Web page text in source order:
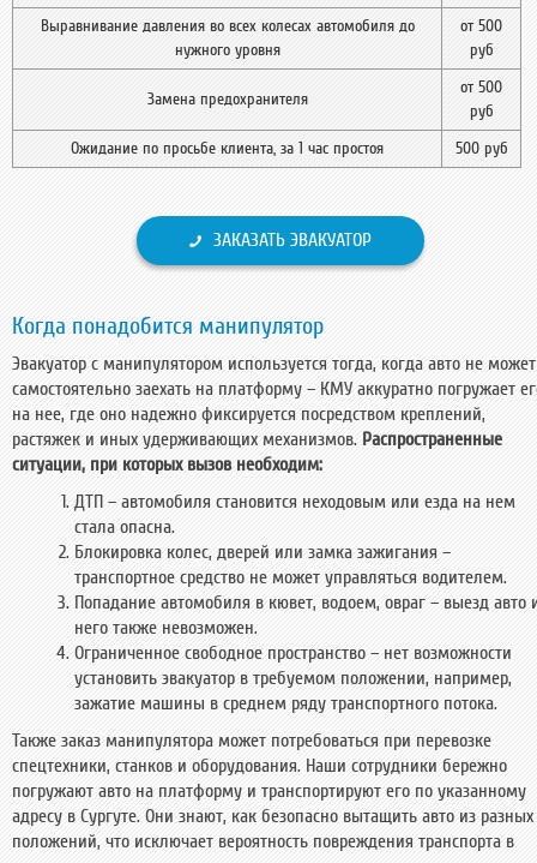
Выравнивание давления во всех колесах автомобиля до
нужного уровня
от 500
руб
Замена предохранителя
от 500
руб
Ожидание по просьбе клиента, за 1 час простоя
500 руб
ЗАКАЗАТЬ ЭВАКУАТОР
Когда понадобится манипулятор
Эвакуатор с манипулятором используется тогда, когда авто не может
самостоятельно заехать на платформу – КМУ аккуратно погружает
на нее, где оно надежно фиксируется посредством креплений,
растяжек и иных удерживающих механизмов. Распространенные
ситуации, при которых вызов необходим:
ДТП – автомобиля становится неходовым или езда на нем
стала опасна.
Блокировка колес, дверей или замка зажигания –
транспортное средство не может управляться водителем.
Попадание автомобиля в кювет, водоем, овраг – выезд авто
него также невозможен.
Ограниченное свободное пространство – нет возможности
установить эвакуатор в требуемом положении, например,
зажатие машины в среднем ряду транспортного потока.
Также заказ манипулятора может потребоваться при перевозке
спецтехники, станков и оборудования. Наши сотрудники бережно
погружают авто на платформу и транспортируют его по указанному
адресу в Сургуте. Они знают, как безопасно вытащить авто из разных
положений, что исключает вероятность повреждения транспорта в